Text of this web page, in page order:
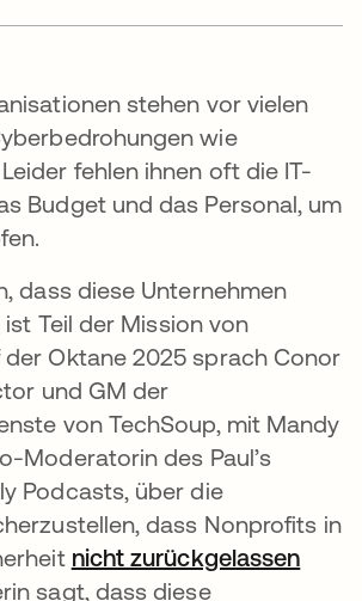
stehen vor vielen
wie
fehlen ihnen oft die IT-
Budget und das Personal, um
dass diese Unternehmen
Teil der Mission von
der Oktane 2025 sprach Conor
und GM der
von TechSoup, mit Mandy
Moderatorin des Paul’s
Podcasts, über die
dass Nonprofits in
nicht zurückgelassen
sagt, dass diese